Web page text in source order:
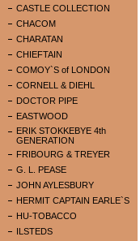
CASTLE COLLECTION
CHACOM
CHARATAN
CHIEFTAIN
COMOY`S of LONDON
CORNELL & DIEHL
DOCTOR PIPE
EASTWOOD
ERIK STOKKEBYE 4th
GENERATION
FRIBOURG & TREYER
G. L. PEASE
JOHN AYLESBURY
HERMIT CAPTAIN EARLE`S
HU-TOBACCO
ILSTEDS